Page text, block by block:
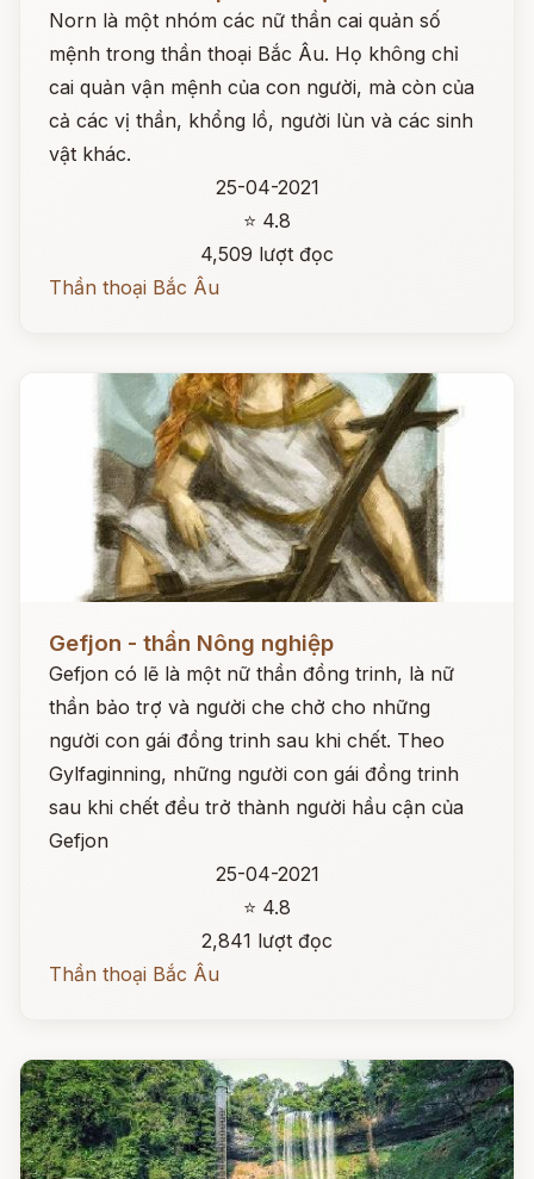
Norn là một nhóm các nữ thần cai quản số
mệnh trong thần thoại Bắc Âu. Họ không chỉ
cai quản vận mệnh của con người, mà còn của
cả các vị thần, khổng lồ, người lùn và các sinh
vật khác.
25-04-2021
⭐ 4.8
4,509 lượt đọc
Thần thoại Bắc Âu
Gefjon - thần Nông nghiệp
Gefjon có lẽ là một nữ thần đồng trinh, là nữ
thần bảo trợ và người che chở cho những
người con gái đồng trinh sau khi chết. Theo
Gylfaginning, những người con gái đồng trinh
sau khi chết đều trở thành người hầu cận của
Gefjon
25-04-2021
⭐ 4.8
2,841 lượt đọc
Thần thoại Bắc Âu